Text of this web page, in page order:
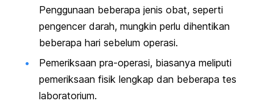
Penggunaan beberapa jenis obat, seperti
pengencer darah, mungkin perlu dihentikan
beberapa hari sebelum operasi.
Pemeriksaan pra-operasi, biasanya meliputi
pemeriksaan fisik lengkap dan beberapa tes
laboratorium.